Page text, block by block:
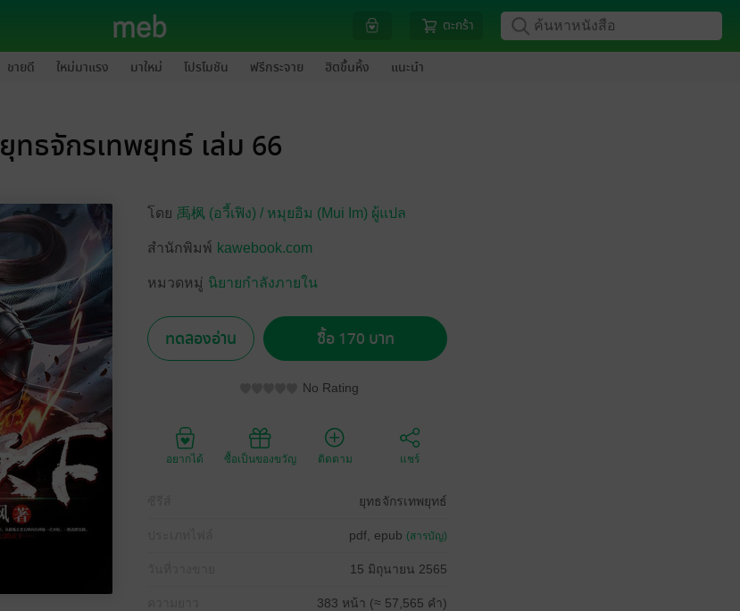
ตะกร้า
ขายดี ใหม่มาแรง มาใหม่ โปรโมชัน ฟรีกระจาย ฮิตขึ้นหิ้ง แนะนำ
ยุทธจักรเทพยุทธ์ เล่ม 66
โดย 禹枫 (อวี้เฟิง) / หมุยอิม (Mui Im) ผู้แปล
สำนักพิมพ์ kawebook.com
หมวดหมู่ นิยายกำลังภายใน
ทดลองอ่าน ซื้อ 170 บาท
No Rating
อยากได้ ซื้อเป็นของขวัญ ติดตาม แชร์
ยุทธจักรเทพยุทธ์
pdf, epub (สารบัญ)
15 มิถุนายน 2565
383 หน้า (≈ 57,565 คำ)